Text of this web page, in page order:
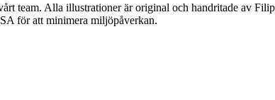
team. Alla illustrationer är original och handritade av
för att minimera miljöpåverkan.